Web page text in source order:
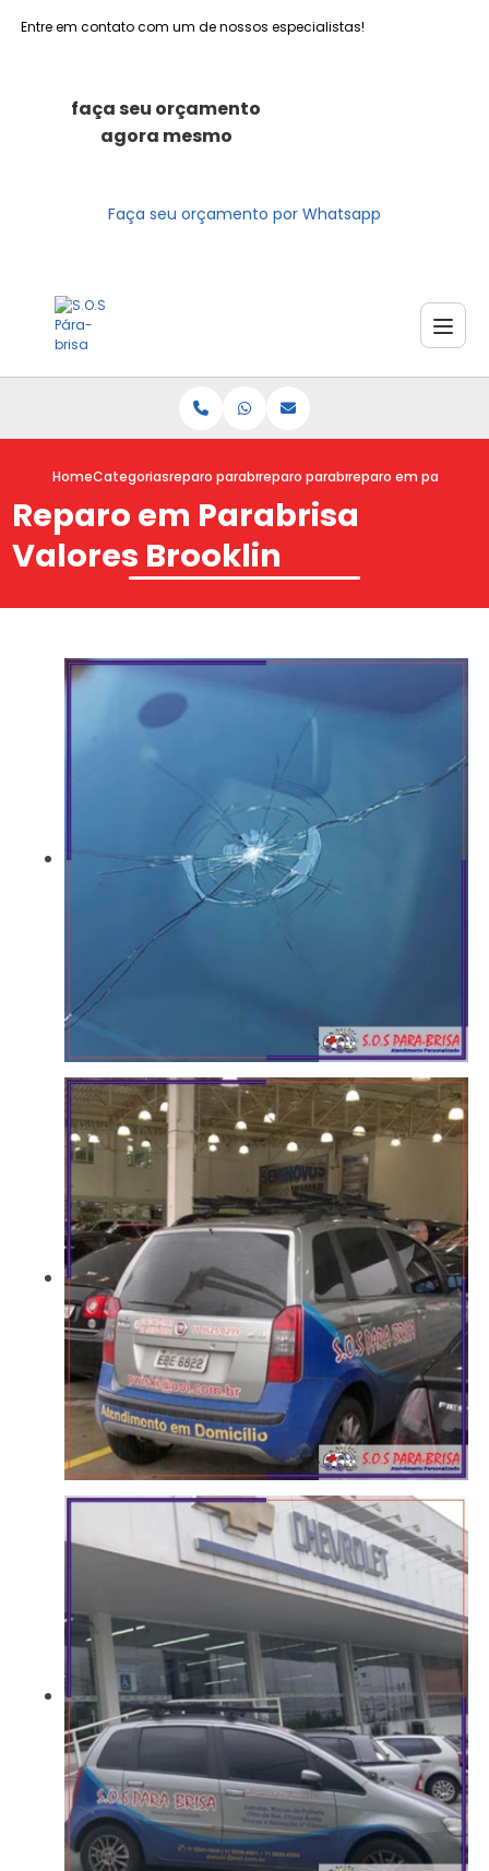
Entre em contato com um de nossos especialistas!
faça seu orçamento
agora mesmo
Faça seu orçamento por Whatsapp
HomeCategoriasreparo parabrisasreparo parabrisareparo em parabrisa
Reparo em Parabrisa
Valores Brooklin